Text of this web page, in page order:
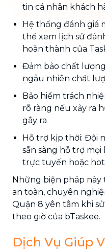
tin cá nhân khách
Hệ thống đánh giá
thể xem lịch sử
hoàn thành của
Đảm bảo chất
ngẫu nhiên chất
Bảo hiểm trách
rõ ràng nếu xảy ra
gây ra
Hỗ trợ kịp thời: Đội
sẵn sàng hỗ trợ
trực tuyến hoặc
Những biện pháp
an toàn, chuyên
Quận 8 yên tâm khi
theo giờ của bTaskee.
Dịch Vụ Giúp